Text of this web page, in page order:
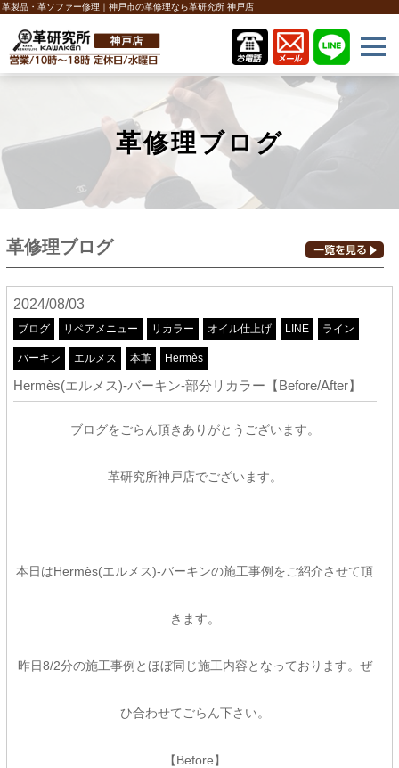
革製品・革ソファー修理｜神戸市の革修理なら革研究所 神戸店
革修理ブログ
革修理ブログ
2024/08/03
ブログ リペアメニュー リカラー オイル仕上げ LINE ライン
バーキン エルメス 本革 Hermès
Hermès(エルメス)-バーキン-部分リカラー【Before/After】
ブログをごらん頂きありがとうございます。
革研究所神戸店でございます。
本日はHermès(エルメス)-バーキンの施工事例をご紹介させて頂
きます。
昨日8/2分の施工事例とほぼ同じ施工内容となっております。ぜ
ひ合わせてごらん下さい。
【Before】